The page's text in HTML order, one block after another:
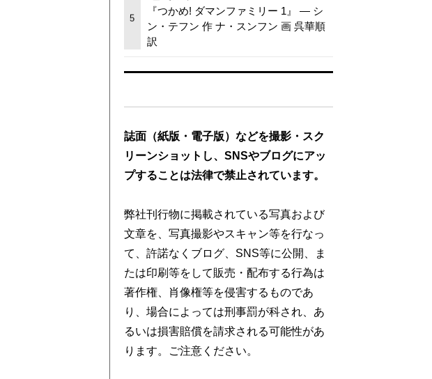
5
『つかめ! ダマンファミリー 1』 — シ
ン・テフン 作 ナ・スンフン 画 呉華順
訳
誌面（紙版・電子版）などを撮影・スク
リーンショットし、SNSやブログにアッ
プすることは法律で禁止されています。
弊社刊行物に掲載されている写真および
文章を、写真撮影やスキャン等を行なっ
て、許諾なくブログ、SNS等に公開、ま
たは印刷等をして販売・配布する行為は
著作権、肖像権等を侵害するものであ
り、場合によっては刑事罰が科され、あ
るいは損害賠償を請求される可能性があ
ります。ご注意ください。